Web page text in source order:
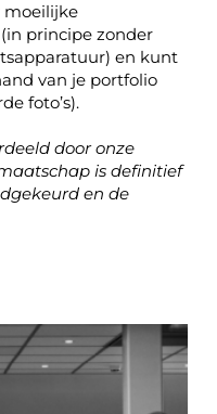
moeilijke
principe zonder
en kunt
van je portfolio
foto’s).
door onze
is definitief
en de